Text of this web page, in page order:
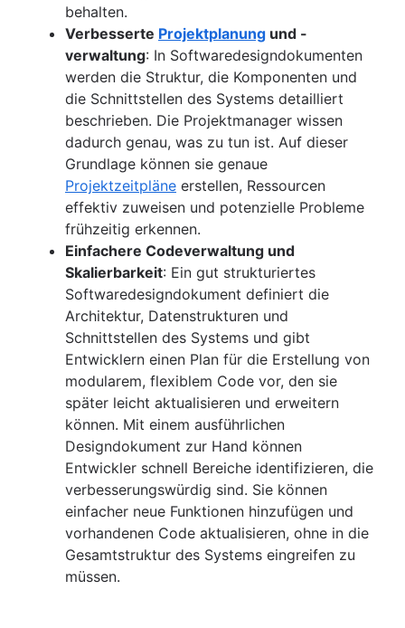
behalten.
Verbesserte Projektplanung und -
verwaltung: In Softwaredesigndokumenten
werden die Struktur, die Komponenten und
die Schnittstellen des Systems detailliert
beschrieben. Die Projektmanager wissen
dadurch genau, was zu tun ist. Auf dieser
Grundlage können sie genaue
Projektzeitpläne erstellen, Ressourcen
effektiv zuweisen und potenzielle Probleme
frühzeitig erkennen.
Einfachere Codeverwaltung und
Skalierbarkeit: Ein gut strukturiertes
Softwaredesigndokument definiert die
Architektur, Datenstrukturen und
Schnittstellen des Systems und gibt
Entwicklern einen Plan für die Erstellung von
modularem, flexiblem Code vor, den sie
später leicht aktualisieren und erweitern
können. Mit einem ausführlichen
Designdokument zur Hand können
Entwickler schnell Bereiche identifizieren, die
verbesserungswürdig sind. Sie können
einfacher neue Funktionen hinzufügen und
vorhandenen Code aktualisieren, ohne in die
Gesamtstruktur des Systems eingreifen zu
müssen.